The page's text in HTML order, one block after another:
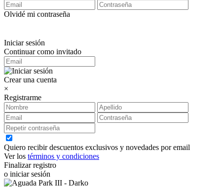
Olvidé mi contraseña
Iniciar sesión
Continuar como invitado
Crear una cuenta
×
Registrarme
Quiero recibir descuentos exclusivos y novedades por email
Ver los términos y condiciones
Finalizar registro
o iniciar sesión